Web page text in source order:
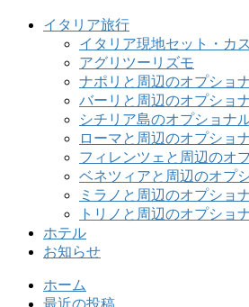
イタリア旅行
イタリア現地セット・カ
アグリツーリズモ
ナポリと周辺のオプショ
バーリと周辺のオプショ
シチリア島のオプショナ
ローマと周辺のオプショ
フィレンツェと周辺のオ
ベネツィアと周辺のオプ
ミラノと周辺のオプショ
トリノと周辺のオプショ
ホテル
お知らせ
ホーム
最近の投稿